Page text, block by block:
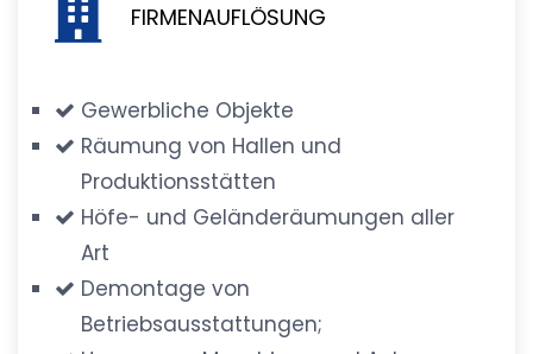
FIRMENAUFLÖSUNG
Gewerbliche Objekte
Räumung von Hallen und
Produktionsstätten
Höfe- und Geländeräumungen aller
Art
Demontage von
Betriebsausstattungen;